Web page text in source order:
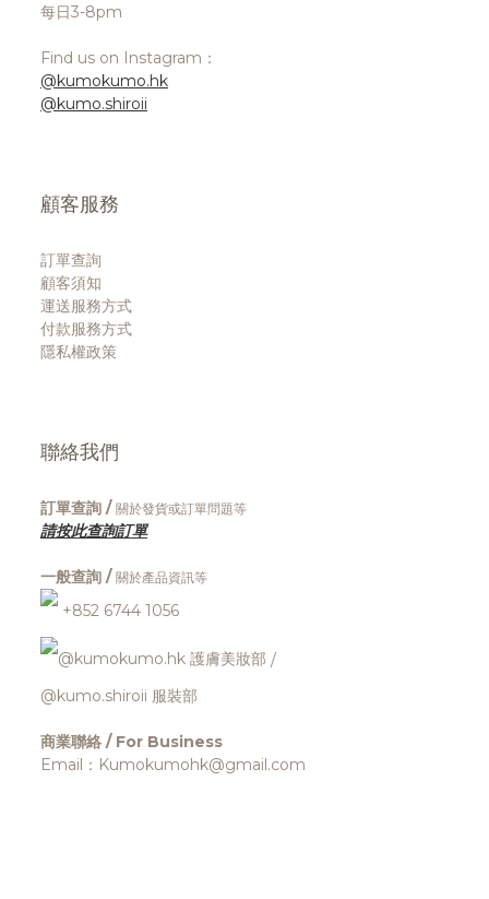
每日3-8pm
Find us on Instagram：
@kumokumo.hk
@kumo.shiroii
顧客服務
訂單查詢
顧客須知
運送服務方式
付款服務方式
隱私權政策
聯絡我們
訂單查詢 / 關於發貨或訂單問題等
請按此查詢訂單
一般查詢 / 關於產品資訊等
+852 6744 1056
@kumokumo.hk 護膚美妝部 /
@kumo.shiroii 服裝部
商業聯絡 / For Business
Email：Kumokumohk@gmail.com